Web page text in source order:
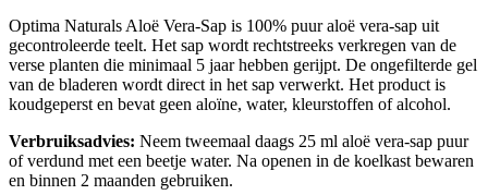
Optima Naturals Aloë Vera-Sap is 100% puur aloë vera-sap uit
gecontroleerde teelt. Het sap wordt rechtstreeks verkregen van de
verse planten die minimaal 5 jaar hebben gerijpt. De ongefilterde gel
van de bladeren wordt direct in het sap verwerkt. Het product is
koudgeperst en bevat geen aloïne, water, kleurstoffen of alcohol.
Verbruiksadvies: Neem tweemaal daags 25 ml aloë vera-sap puur
of verdund met een beetje water. Na openen in de koelkast bewaren
en binnen 2 maanden gebruiken.